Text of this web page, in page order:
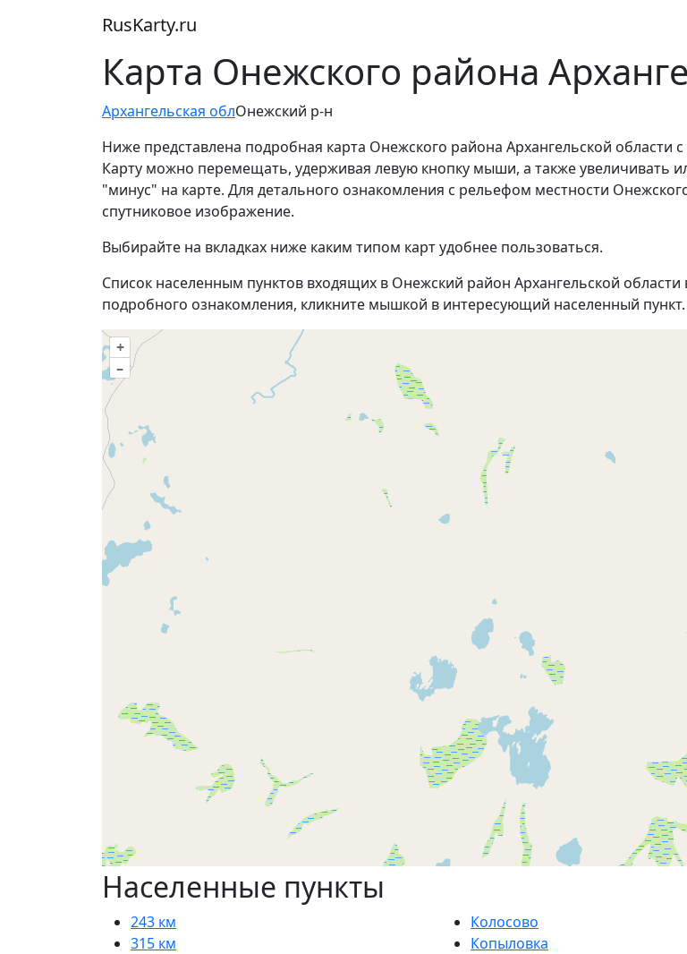
RusKarty.ru
Карта Онежского района
Архангельская облОнежский р-н
Ниже представлена подробная карта Онежского района Архангельской
Карту можно перемещать, удерживая левую кнопку мыши, а также
"минус" на карте. Для детального ознакомления с рельефом местности
спутниковое изображение.
Выбирайте на вкладках ниже каким типом карт удобнее пользоваться.
Список населенным пунктов входящих в Онежский район Архангельской
подробного ознакомления, кликните мышкой в интересующий населенный пункт.
+
–
Населенные пункты
243 км
315 км
Колосово
Копыловка